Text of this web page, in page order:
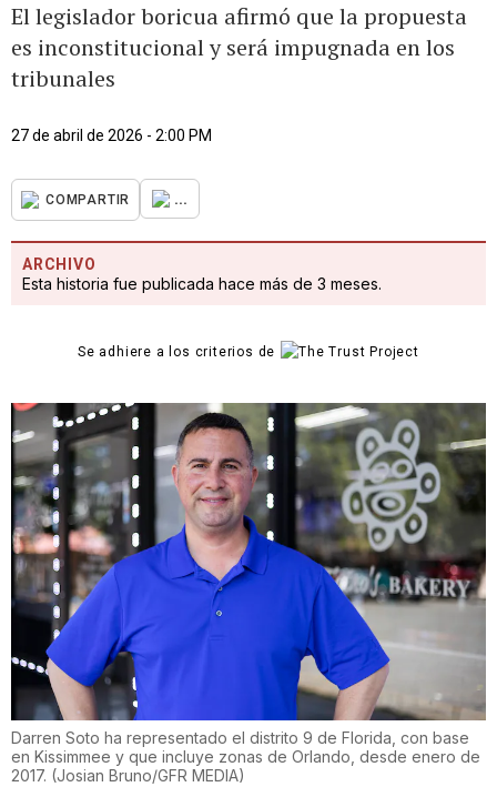
El legislador boricua afirmó que la propuesta
es inconstitucional y será impugnada en los
tribunales
27 de abril de 2026 - 2:00 PM
COMPARTIR ...
ARCHIVO
Esta historia fue publicada hace más de 3 meses.
Se adhiere a los criterios de
Darren Soto ha representado el distrito 9 de Florida, con base
en Kissimmee y que incluye zonas de Orlando, desde enero de
2017. (Josian Bruno/GFR MEDIA)